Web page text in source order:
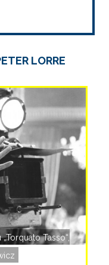
LORRE
Tasso“,